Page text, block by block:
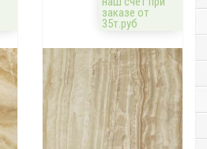
заказе от
35т.руб